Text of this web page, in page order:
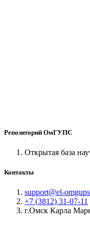
Репозиторий ОмГУПС
Открытая база
Контакты
support@el-
+7 (3812) 31-07-11
г.Омск Карла